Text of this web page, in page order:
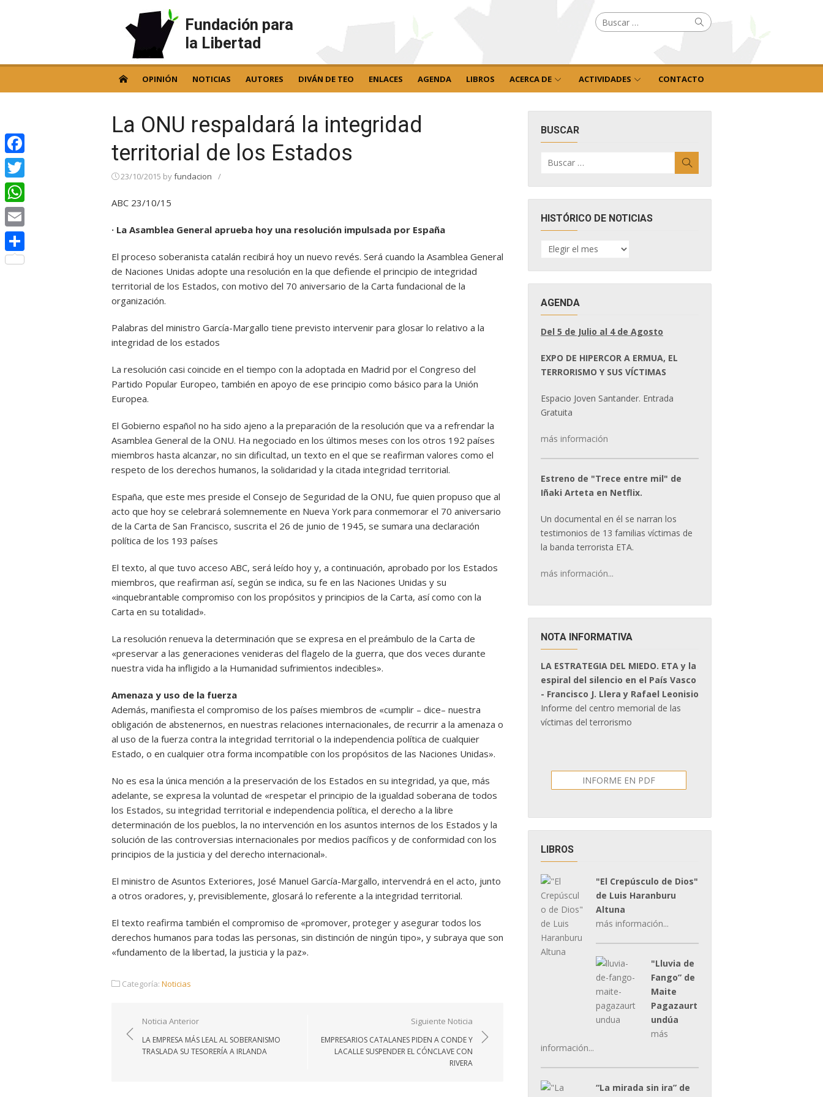
Fundación para
la Libertad
Buscar
por: Buscar
OPINIÓN NOTICIAS AUTORES DIVÁN DE TEO ENLACES AGENDA LIBROS ACERCA DE ACTIVIDADES CONTACTO
La ONU respaldará la integridad
territorial de los Estados
23/10/2015 byfundacion /
ABC 23/10/15
· La Asamblea General aprueba hoy una resolución impulsada por España
El proceso soberanista catalán recibirá hoy un nuevo revés. Será cuando la Asamblea General
de Naciones Unidas adopte una resolución en la que defiende el principio de integridad
territorial de los Estados, con motivo del 70 aniversario de la Carta fundacional de la
organización.
Palabras del ministro García-Margallo tiene previsto intervenir para glosar lo relativo a la
integridad de los estados
La resolución casi coincide en el tiempo con la adoptada en Madrid por el Congreso del
Partido Popular Europeo, también en apoyo de ese principio como básico para la Unión
Europea.
El Gobierno español no ha sido ajeno a la preparación de la resolución que va a refrendar la
Asamblea General de la ONU. Ha negociado en los últimos meses con los otros 192 países
miembros hasta alcanzar, no sin dificultad, un texto en el que se reafirman valores como el
respeto de los derechos humanos, la solidaridad y la citada integridad territorial.
España, que este mes preside el Consejo de Seguridad de la ONU, fue quien propuso que al
acto que hoy se celebrará solemnemente en Nueva York para conmemorar el 70 aniversario
de la Carta de San Francisco, suscrita el 26 de junio de 1945, se sumara una declaración
política de los 193 países
El texto, al que tuvo acceso ABC, será leído hoy y, a continuación, aprobado por los Estados
miembros, que reafirman así, según se indica, su fe en las Naciones Unidas y su
«inquebrantable compromiso con los propósitos y principios de la Carta, así como con la
Carta en su totalidad».
La resolución renueva la determinación que se expresa en el preámbulo de la Carta de
«preservar a las generaciones venideras del flagelo de la guerra, que dos veces durante
nuestra vida ha infligido a la Humanidad sufrimientos indecibles».
Amenaza y uso de la fuerza
Además, manifiesta el compromiso de los países miembros de «cumplir – dice– nuestra
obligación de abstenernos, en nuestras relaciones internacionales, de recurrir a la amenaza o
al uso de la fuerza contra la integridad territorial o la independencia política de cualquier
Estado, o en cualquier otra forma incompatible con los propósitos de las Naciones Unidas».
No es esa la única mención a la preservación de los Estados en su integridad, ya que, más
adelante, se expresa la voluntad de «respetar el principio de la igualdad soberana de todos
los Estados, su integridad territorial e independencia política, el derecho a la libre
determinación de los pueblos, la no intervención en los asuntos internos de los Estados y la
solución de las controversias internacionales por medios pacíficos y de conformidad con los
principios de la justicia y del derecho internacional».
El ministro de Asuntos Exteriores, José Manuel García-Margallo, intervendrá en el acto, junto
a otros oradores, y, previsiblemente, glosará lo referente a la integridad territorial.
El texto reafirma también el compromiso de «promover, proteger y asegurar todos los
derechos humanos para todas las personas, sin distinción de ningún tipo», y subraya que son
«fundamento de la libertad, la justicia y la paz».
Categoría: Noticias
Navegación
de
entradas
Noticia Anterior
LA EMPRESA MÁS LEAL AL SOBERANISMO
TRASLADA SU TESORERÍA A IRLANDA
Siguiente Noticia
EMPRESARIOS CATALANES PIDEN A CONDE Y
LACALLE SUSPENDER EL CÓNCLAVE CON
RIVERA
BUSCAR
por:
HISTÓRICO DE NOTICIAS
HISTÓRICO
DE
AGENDA
Del 5 de Julio al 4 de Agosto
EXPO DE HIPERCOR A ERMUA, EL
TERRORISMO Y SUS VÍCTIMAS
Espacio Joven Santander. Entrada
Gratuita
más información
Estreno de "Trece entre mil" de
Iñaki Arteta en Netflix.
Un documental en él se narran los
testimonios de 13 familias víctimas de
la banda terrorista ETA.
más información...
NOTA INFORMATIVA
LA ESTRATEGIA DEL MIEDO. ETA y la
espiral del silencio en el País Vasco
- Francisco J. Llera y Rafael Leonisio
Informe del centro memorial de las
víctimas del terrorismo
INFORME EN PDF
LIBROS
"El Crepúsculo de Dios"
de Luis Haranburu
Altuna
más información...
"Lluvia de
Fango” de
Maite
Pagazaurt
undúa
más
información...
“La mirada sin ira” de
Facebook
Twitter
WhatsApp
Email
Compartir